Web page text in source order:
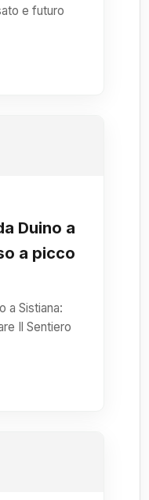
e futuro
Duino a
a picco
a Sistiana:
Il Sentiero